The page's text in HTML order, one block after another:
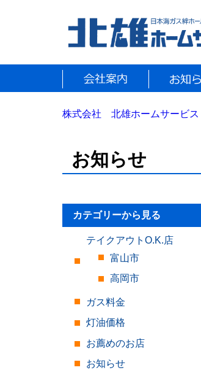
株式会社 北雄ホームサービス
お知らせ
カテゴリーから見る
テイクアウトO.K.店
富山市
高岡市
ガス料金
灯油価格
お薦めのお店
お知らせ